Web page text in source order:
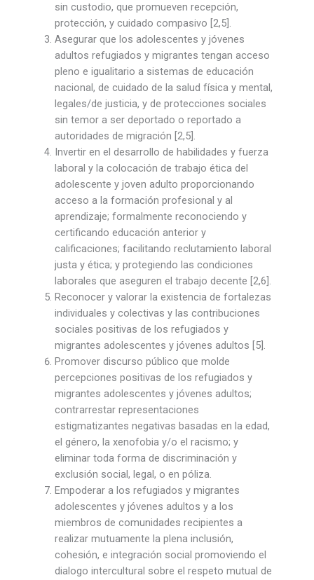
sin custodio, que promueven recepción,
protección, y cuidado compasivo [2,5].
Asegurar que los adolescentes y jóvenes
adultos refugiados y migrantes tengan acceso
pleno e igualitario a sistemas de educación
nacional, de cuidado de la salud física y mental,
legales/de justicia, y de protecciones sociales
sin temor a ser deportado o reportado a
autoridades de migración [2,5].
Invertir en el desarrollo de habilidades y fuerza
laboral y la colocación de trabajo ética del
adolescente y joven adulto proporcionando
acceso a la formación profesional y al
aprendizaje; formalmente reconociendo y
certificando educación anterior y
calificaciones; facilitando reclutamiento laboral
justa y ética; y protegiendo las condiciones
laborales que aseguren el trabajo decente [2,6].
Reconocer y valorar la existencia de fortalezas
individuales y colectivas y las contribuciones
sociales positivas de los refugiados y
migrantes adolescentes y jóvenes adultos [5].
Promover discurso público que molde
percepciones positivas de los refugiados y
migrantes adolescentes y jóvenes adultos;
contrarrestar representaciones
estigmatizantes negativas basadas en la edad,
el género, la xenofobia y/o el racismo; y
eliminar toda forma de discriminación y
exclusión social, legal, o en póliza.
Empoderar a los refugiados y migrantes
adolescentes y jóvenes adultos y a los
miembros de comunidades recipientes a
realizar mutuamente la plena inclusión,
cohesión, e integración social promoviendo el
dialogo intercultural sobre el respeto mutual de